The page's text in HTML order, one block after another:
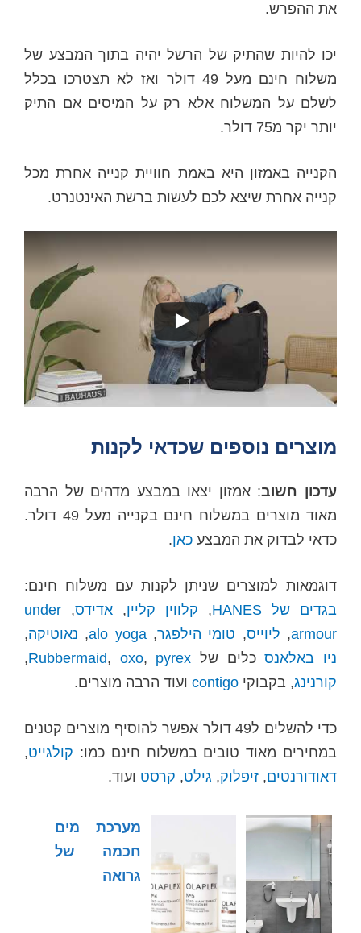
את ההפרש.
יכו להיות שהתיק של הרשל יהיה בתוך המבצע של
משלוח חינם מעל 49 דולר ואז לא תצטרכו בכלל
לשלם על המשלוח אלא רק על המיסים אם התיק
יותר יקר מ75 דולר.
הקנייה באמזון היא באמת חוויית קנייה אחרת מכל
קנייה אחרת שיצא לכם לעשות ברשת האינטנרט.
מוצרים נוספים שכדאי לקנות
עדכון חשוב: אמזון יצאו במבצע מדהים של הרבה
מאוד מוצרים במשלוח חינם בקנייה מעל 49 דולר.
כדאי לבדוק את המבצע כאן.
דוגמאות למוצרים שניתן לקנות עם משלוח חינם:
בגדים של HANES
, קלווין קליין, אדידס,
under
armour
, ליוייס, טומי הילפגר,
alo yoga
, נאוטיקה,
ניו באלאנסכלים של Rubbermaid, oxo, pyrex
,
קורנינג, בקבוקי contigo ועוד הרבה מוצרים.
כדי להשלים ל49 דולר אפשר להוסיף מוצרים קטנים
במחירים מאוד טובים במשלוח חינם כמו: קולגייט,
דאודורנטים, זיפלוק, גילט, קרסט ועוד.
מערכת מים
חכמה של
גרואה